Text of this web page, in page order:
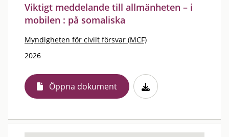
Viktigt meddelande till allmänheten – i
mobilen : på somaliska
Myndigheten för civilt försvar (MCF)
2026
Öppna dokument